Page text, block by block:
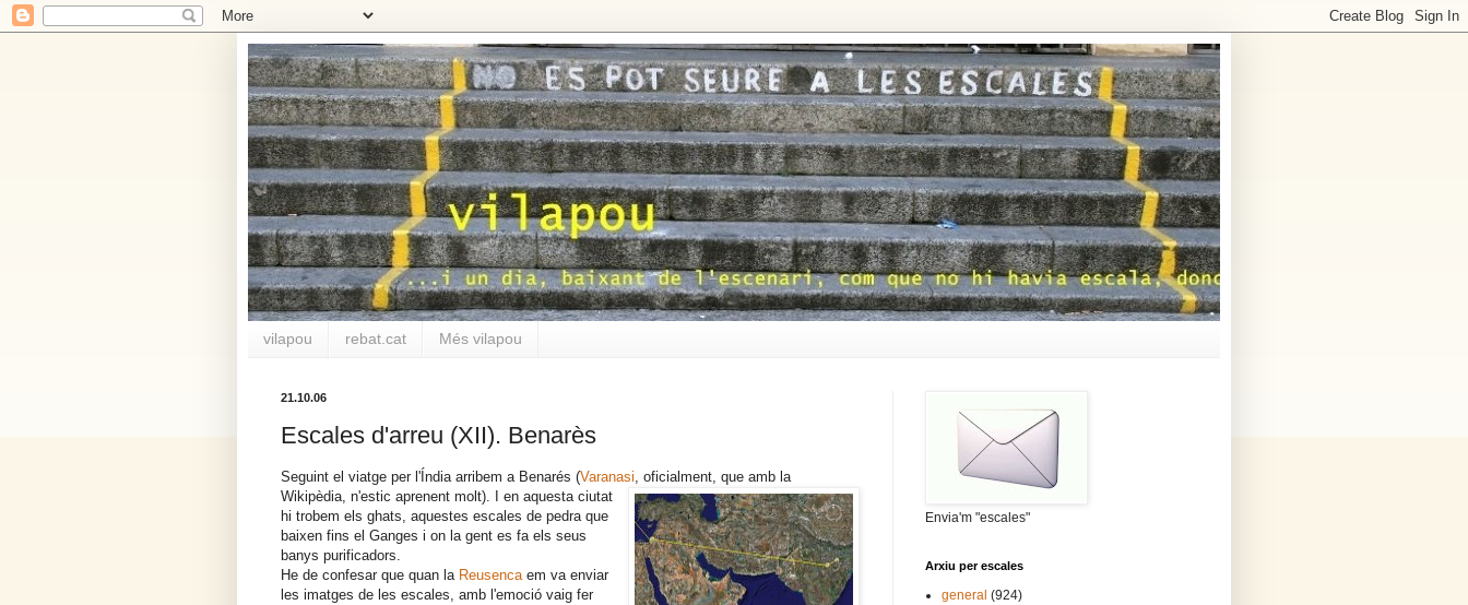
vilapou rebat.cat Més vilapou
21.10.06
Escales d'arreu (XII). Benarès
Seguint el viatge per l'Índia arribem a Benarés (Varanasi, oficialment, que amb la
Wikipèdia, n'estic aprenent molt). I en aquesta ciutat
hi trobem els ghats, aquestes escales de pedra que
baixen fins el Ganges i on la gent es fa els seus
banys purificadors.
He de confesar que quan la Reusencaem va enviar
les imatges de les escales, amb l'emoció vaig fer
Envia'm "escales"
Arxiu per escales
general (924)